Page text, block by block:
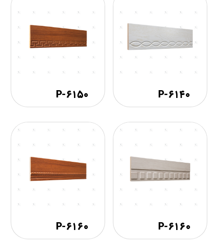
۶۱۴۰-P ۶۱۵۰-P
۶۱۶۰-P ۶۱۶۰-P